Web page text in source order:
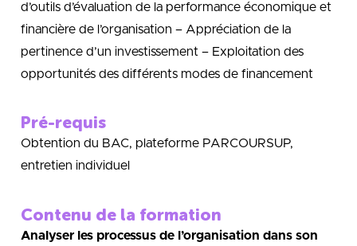
d’outils d’évaluation de la performance économique et
financière de l’organisation – Appréciation de la
pertinence d’un investissement – Exploitation des
opportunités des différents modes de financement
Pré-requis
Obtention du BAC, plateforme PARCOURSUP,
entretien individuel
Contenu de la formation
Analyser les processus de l’organisation dans son